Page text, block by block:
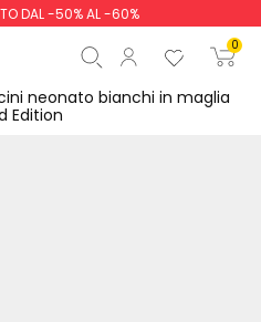
DAL -50% AL -60%
0
neonato bianchi in maglia
Edition